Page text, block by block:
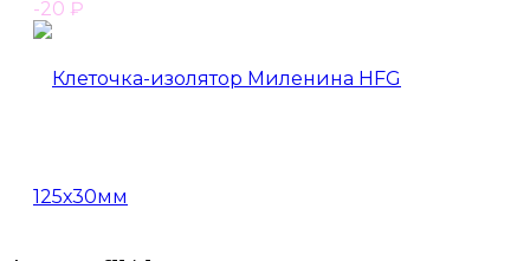
-20 ₽